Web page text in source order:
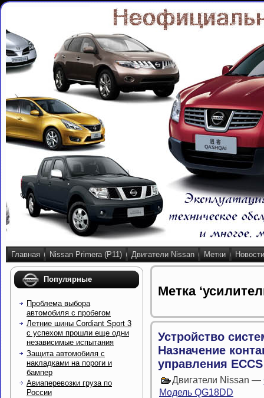
Главная Nissan Primera (P11) Двигатели Nissan Метки Новости
Популярные
Проблема выбора
автомобиля с пробегом
Летние шины Cordiant Sport 3
с успехом прошли еще одни
независимые испытания
Защита автомобиля с
накладками на пороги и
бампер
Авиаперевозки груза по
России
Метка
Устройство
Назначение
управления ECCS
Двигатели Nissan —
Модель QG18DD